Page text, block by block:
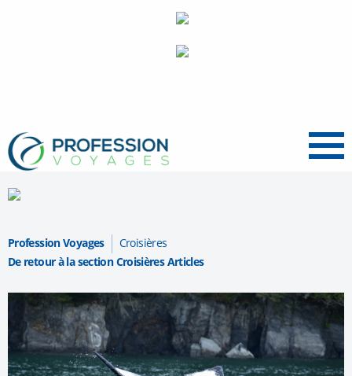
Menu
Profession Voyages
Croisières
De retour à la section Croisières Articles